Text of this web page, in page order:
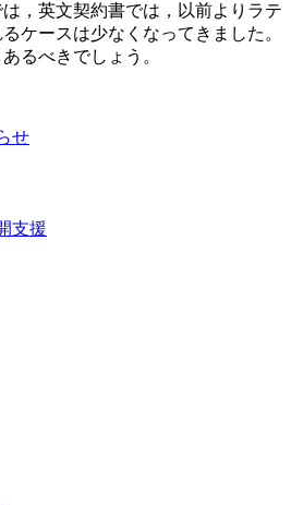
，英文契約書では，以前よりラテ
ケースは少なくなってきました。
るべきでしょう。
せ
支援